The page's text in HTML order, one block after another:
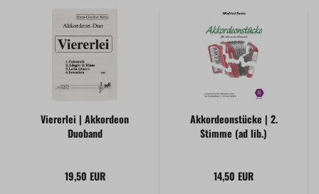
Viererlei | Akkordeon
Duoband
19,50 EUR
Akkordeonstücke | 2.
Stimme (ad lib.)
14,50 EUR